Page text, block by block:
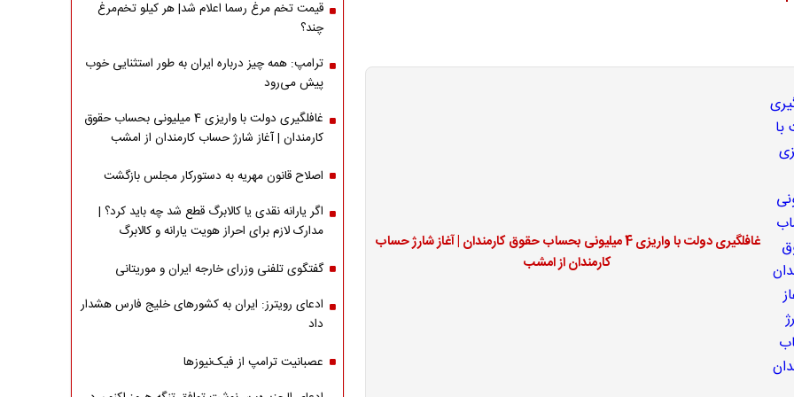
غافلگیری دولت با واریزی 4 میلیونی بحساب حقوق کارمندان | آغاز شارژ حساب
کارمندان از امشب
قیمت تخم مرغ رسما اعلام شد| هر کیلو تخم‌مرغ
چند؟
ترامپ: همه چیز درباره ایران به طور استثنایی خوب
پیش می‌رود
غافلگیری دولت با واریزی 4 میلیونی بحساب حقوق
کارمندان | آغاز شارژ حساب کارمندان از امشب
اصلاح قانون مهریه به دستورکار مجلس بازگشت
اگر یارانه نقدی یا کالابرگ قطع شد چه باید کرد؟ |
مدارک لازم برای احراز هویت یارانه و کالابرگ
گفتگوی تلفنی وزرای خارجه ایران و موریتانی
ادعای رویترز: ایران به کشورهای خلیج فارس هشدار
داد
عصبانیت ترامپ از فیک‌نیوزها